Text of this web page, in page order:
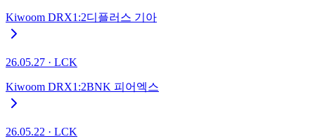
Kiwoom DRX1 :2디플러스 기아
26.05.27 · LCK
Kiwoom DRX1 :2BNK 피어엑스
26.05.22 · LCK